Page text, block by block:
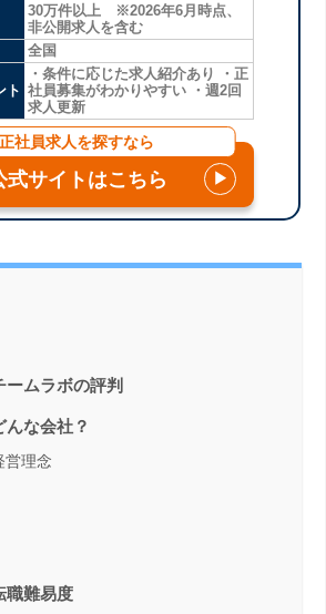
30万件以上 ※2026年6月時点、
非公開求人を含む
全国
ト
・条件に応じた求人紹介あり ・正
社員募集がわかりやすい ・週2回
求人更新
正社員求人を探すなら
式サイトはこちら ▶
ムラボの評判
んな会社？
営理念
職難易度